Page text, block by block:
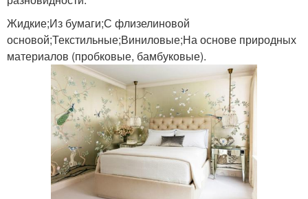
Жидкие;Из бумаги;С флизелиновой
основой;Текстильные;Виниловые;На основе природных
материалов (пробковые, бамбуковые).